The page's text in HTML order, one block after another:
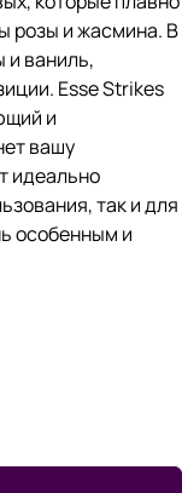
розы и жасмина. В
и ваниль,
Esse Strikes
и
вашу
идеально
так и для
особенным и